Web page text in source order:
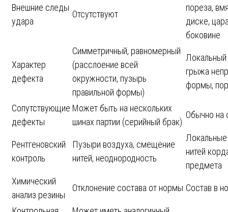
Внешние следы
удара
Отсутствуют
пореза,
диске,
боковине
Характер
дефекта
Симметричный, равномерный
(расслоение всей
окружности, пузырь
правильной формы)
Локальный
грыжа
формы,
Сопутствующие
дефекты
Может быть на нескольких
шинах партии (серийный брак)
Обычно на
Рентгеновский
контроль
Пузыри воздуха, смещение
нитей, неоднородность
нитей
предмета
Химический
анализ резины
Отклонение состава от нормы Состав в